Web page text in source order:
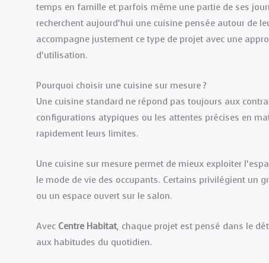
temps en famille et parfois même une partie de ses
recherchent aujourd’hui une cuisine pensée autour de
accompagne justement ce type de projet avec une
d’utilisation.
Pourquoi choisir une cuisine sur mesure ?
Une cuisine standard ne répond pas toujours aux
configurations atypiques ou les attentes précises en
rapidement leurs limites.
Une cuisine sur mesure permet de mieux exploiter
le mode de vie des occupants. Certains privilégient un
ou un espace ouvert sur le salon.
Avec Centre Habitat, chaque projet est pensé dans le
aux habitudes du quotidien.